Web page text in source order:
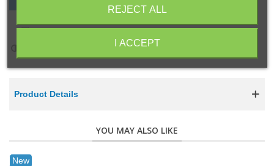
I accept shop conditions *
Product Details
YOU MAY ALSO LIKE
New
REJECT ALL
I ACCEPT